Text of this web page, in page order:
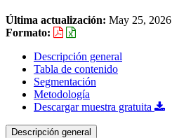
Última actualización: May 25, 2026
Formato:
Descripción general
Tabla de contenido
Segmentación
Metodología
Descargar muestra gratuita
Descripción general